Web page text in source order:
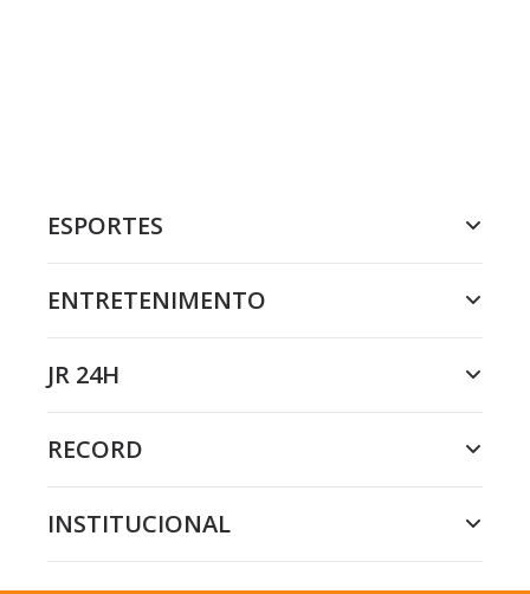
ESPORTES
ENTRETENIMENTO
JR 24H
RECORD
INSTITUCIONAL